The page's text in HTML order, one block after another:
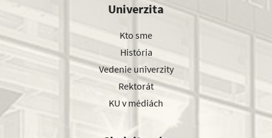
Univerzita
Kto sme
História
Vedenie univerzity
Rektorát
KU v médiách